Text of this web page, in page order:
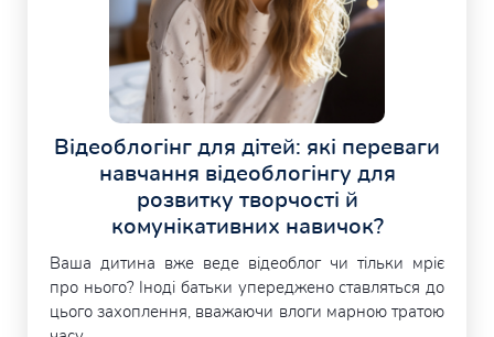
Відеоблогінг для дітей: які переваги
навчання відеоблогінгу для
розвитку творчості й
комунікативних навичок?
Ваша дитина вже веде відеоблог чи тільки мріє
про нього? Іноді батьки упереджено ставляться до
цього захоплення, вважаючи влоги марною тратою